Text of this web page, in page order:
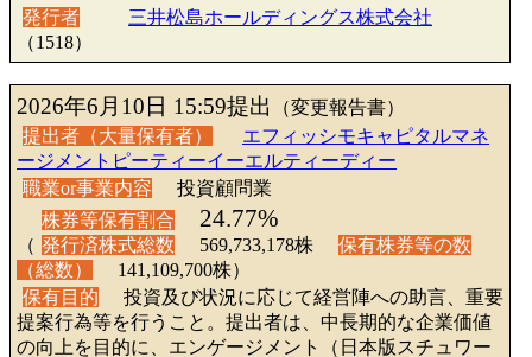
発行者
三井松島ホールディングス株式会社
（1518）
2026年6月10日 15:59提出
（変更報告書）
提出者（大量保有者）
エフィッシモキャピタルマネ
ージメントピーティーイーエルティーディー
職業or事業内容
投資顧問業
株券等保有割合
24.77%
（ 発行済株式総数 569,733,178株
保有株券等の数
（総数）
141,109,700株）
保有目的
投資及び状況に応じて経営陣への助言、重要
提案行為等を行うこと。提出者は、中長期的な企業価値
の向上を目的に、エンゲージメント（日本版スチュワー